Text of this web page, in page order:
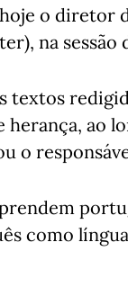
o diretor
na sessão
ao
o
como